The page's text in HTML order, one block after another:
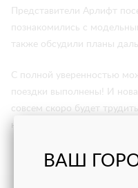
Представители Арлифт
познакомились с
также обсудили планы
С полной уверенностью
поездки выполнены! И
совсем скоро будет
нашей страны!
ВАШ